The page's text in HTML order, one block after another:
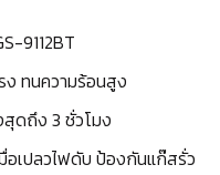
9112BT
ทนความร้อนสูง
สุดถึง 3 ชั่วโมง
เปลวไฟดับ ป้องกันแก๊สรั่ว